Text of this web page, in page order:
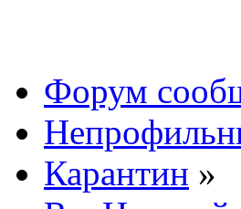
Форум
Карантин »